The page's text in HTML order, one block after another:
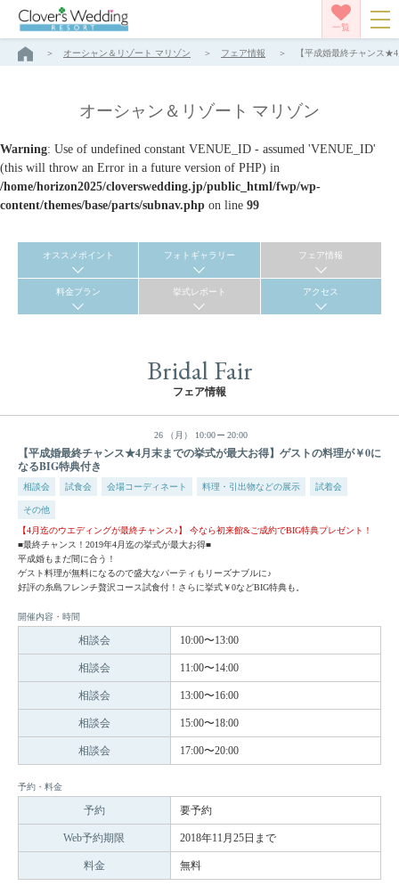
一覧
オーシャン＆リゾート マリゾン フェア情報 【平成婚最終チャンス
オーシャン＆リゾート マリゾン
Warning: Use of undefined constant VENUE_ID - assumed 'VENUE_ID'
(this will throw an Error in a future version of PHP) in
/home/horizon2025/cloverswedding.jp/public_html/fwp/wp-
content/themes/base/parts/subnav.php on line 99
オススメポイント フォトギャラリー フェア情報
料金プラン 挙式レポート アクセス
Bridal Fair
フェア情報
26 （月） 10:00 20:00
【平成婚最終チャンス★4月末までの挙式が最大お得】ゲストの料理が￥0に
なるBIG特典付き
相談会 試食会 会場コーディネート 料理・引出物などの展示 試着会
その他
【4月迄のウエディングが最終チャンス♪】 今なら初来館&ご成約でBIG特典プレゼント！
■最終チャンス！2019年4月迄の挙式が最大お得■
平成婚もまだ間に合う！
ゲスト料理が無料になるので盛大なパーティもリーズナブルに♪
好評の糸島フレンチ贅沢コース試食付！さらに挙式￥0などBIG特典も。
開催内容・時間
相談会 10:00〜13:00
相談会 11:00〜14:00
相談会 13:00〜16:00
相談会 15:00〜18:00
相談会 17:00〜20:00
予約・料金
予約 要予約
Web予約期限 2018年11月25日まで
料金 無料